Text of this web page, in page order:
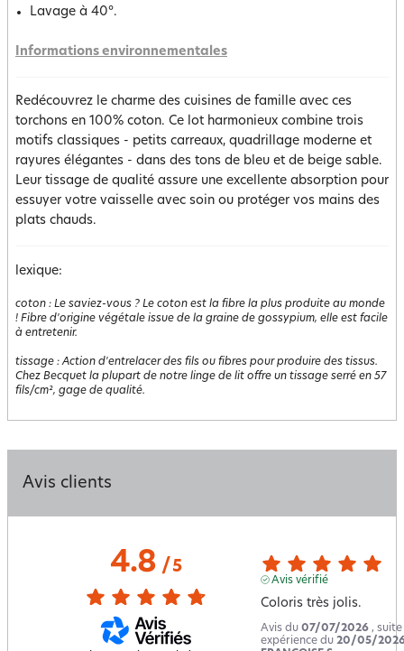
Lavage à 40°.
Informations environnementales
Redécouvrez le charme des cuisines de famille avec ces
torchons en 100% coton. Ce lot harmonieux combine trois
motifs classiques - petits carreaux, quadrillage moderne et
rayures élégantes - dans des tons de bleu et de beige sable.
Leur tissage de qualité assure une excellente absorption pour
essuyer votre vaisselle avec soin ou protéger vos mains des
plats chauds.
lexique:
coton : Le saviez-vous ? Le coton est la fibre la plus produite au monde
! Fibre d'origine végétale issue de la graine de gossypium, elle est facile
à entretenir.
tissage :Action d'entrelacer des fils ou fibres pour produire des tissus.
Chez Becquet la plupart de notre linge de lit offre un tissage serré en 57
fils/cm², gage de qualité.
Avis clients
4.8/ 5
Avis vérifié
Coloris très jolis.
Avis du 07/07/2026 , suite
expérience du 20/05/